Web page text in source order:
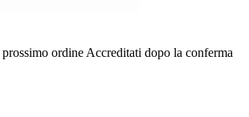
ordine Accreditati dopo la conferma